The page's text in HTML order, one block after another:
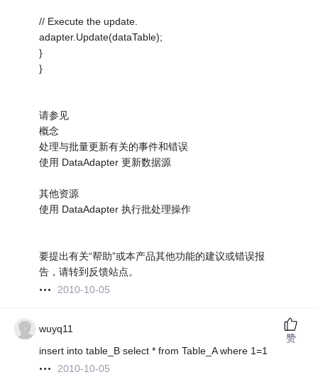
// Execute the update.
adapter.Update(dataTable);
}
}
请参见
概念
处理与批量更新有关的事件和错误
使用 DataAdapter 更新数据源
其他资源
使用 DataAdapter 执行批处理操作
要提出有关“帮助”或本产品其他功能的建议或错误报
告，请转到反馈站点。
2010-10-05
wuyq11
insert into table_B select * from Table_A where 1=1
2010-10-05
赞